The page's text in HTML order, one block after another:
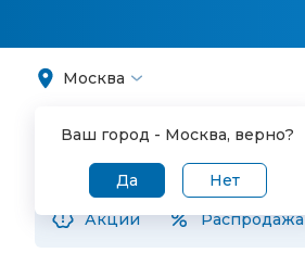
Москва
Ваш город - Москва, верно?
Да Нет
Акции Распродажа